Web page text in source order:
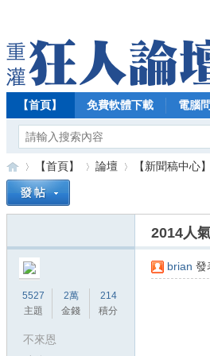
【首頁】 免費軟體下載 電腦
【首頁】 論壇 【新聞稿中心
2014人
5527
主題
2萬
金錢
214
積分
不來恩
brian 發